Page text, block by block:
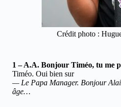
Crédit photo :
1 – A.A. Bonjour Timéo, tu me
Timéo. Oui bien sur
— Le Papa Manager. Bonjour
âge…